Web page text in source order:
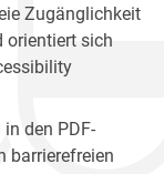
Zugänglichkeit
orientiert sich
den PDF-
barrierefreien